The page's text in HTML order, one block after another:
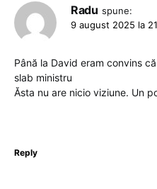
Radu spune:
9 august 2025 la
Până la David eram convins
slab ministru
Ăsta nu are nicio viziune. Un
Reply